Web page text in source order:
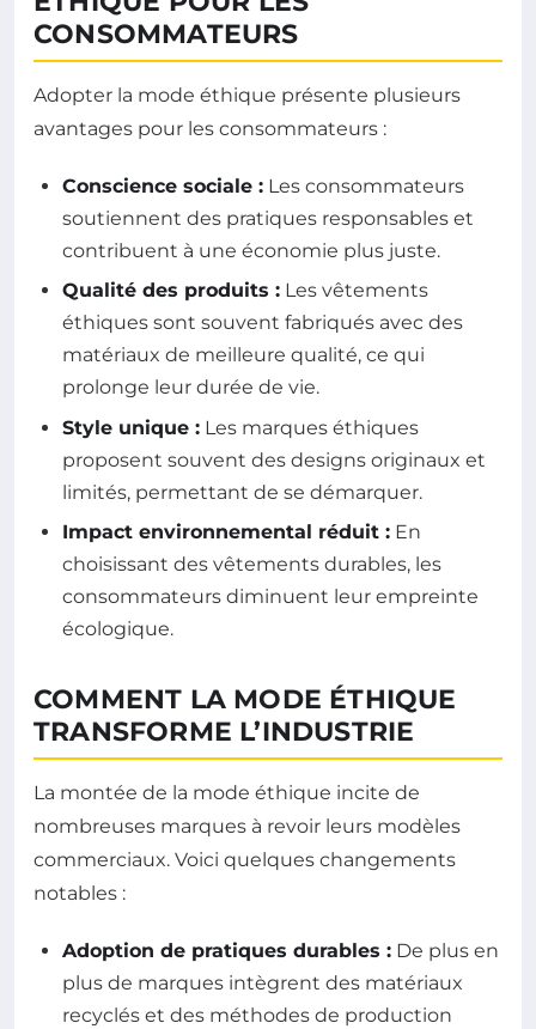
CONSOMMATEURS
Adopter la mode éthique présente plusieurs
avantages pour les consommateurs :
Conscience sociale : Les consommateurs
soutiennent des pratiques responsables et
contribuent à une économie plus juste.
Qualité des produits : Les vêtements
éthiques sont souvent fabriqués avec des
matériaux de meilleure qualité, ce qui
prolonge leur durée de vie.
Style unique : Les marques éthiques
proposent souvent des designs originaux et
limités, permettant de se démarquer.
Impact environnemental réduit : En
choisissant des vêtements durables, les
consommateurs diminuent leur empreinte
écologique.
COMMENT LA MODE ÉTHIQUE
TRANSFORME L’INDUSTRIE
La montée de la mode éthique incite de
nombreuses marques à revoir leurs modèles
commerciaux. Voici quelques changements
notables :
Adoption de pratiques durables : De plus en
plus de marques intègrent des matériaux
recyclés et des méthodes de production